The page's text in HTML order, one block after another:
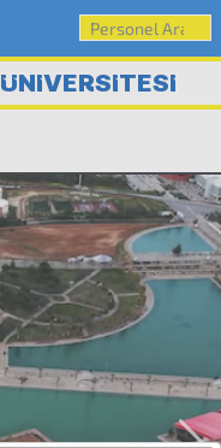
ÜNİVERSİTESİ